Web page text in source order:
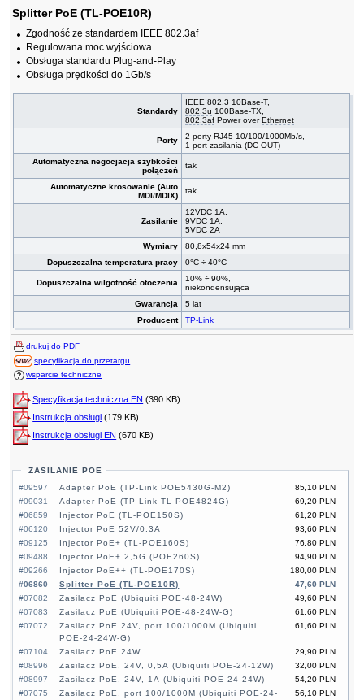
Splitter PoE (TL-POE10R)
Zgodność ze standardem IEEE 802.3af
Regulowana moc wyjściowa
Obsługa standardu Plug-and-Play
Obsługa prędkości do 1Gb/s
Standardy
IEEE 802.3 10Base-T,
802.3u 100Base-TX,
802.3af Power overEthernet
Porty
2 porty RJ45 10/100/1000Mb/s,
1 port zasilania (DC OUT)
Automatyczna negocjacja szybkości
połączeń
tak
Automatyczne krosowanie (Auto
MDI/MDIX)
tak
Zasilanie
12VDC 1A,
9VDC 1A,
5VDC 2A
Wymiary
80,8x54x24 mm
Dopuszczalna temperatura pracy
0°C ÷ 40°C
Dopuszczalna wilgotność otoczenia
10% ÷ 90%,
niekondensująca
Gwarancja
5 lat
Producent
TP-Link
drukuj do PDF
specyfikacja do przetargu
wsparcie techniczne
Specyfikacja techniczna EN (390 KB)
Instrukcja obsługi (179 KB)
Instrukcja obsługi EN (670 KB)
ZASILANIE POE
#09597
85,10 PLN
Adapter PoE (TP-Link POE5430G-M2)
#09031
69,20 PLN
Adapter PoE (TP-Link TL-POE4824G)
#06859
61,20 PLN
Injector PoE (TL-POE150S)
#06120
93,60 PLN
Injector PoE 52V/0.3A
#09125
76,80 PLN
Injector PoE+ (TL-POE160S)
#09488
94,90 PLN
Injector PoE+ 2,5G (POE260S)
#09266
180,00 PLN
Injector PoE++ (TL-POE170S)
#06860
47,60 PLN
Splitter PoE (TL-POE10R)
#07082
49,60 PLN
Zasilacz PoE (Ubiquiti POE-48-24W)
#07083
61,60 PLN
Zasilacz PoE (Ubiquiti POE-48-24W-G)
#07072
61,60 PLN
Zasilacz PoE 24V, port 100/1000M (Ubiquiti
POE-24-24W-G)
#07104
29,90 PLN
Zasilacz PoE 24W
#08996
32,00 PLN
Zasilacz PoE, 24V, 0,5A (Ubiquiti POE-24-12W)
#08997
54,20 PLN
Zasilacz PoE, 24V, 1A (Ubiquiti POE-24-24W)
#07075
56,10 PLN
Zasilacz PoE, port 100/1000M (Ubiquiti POE-24-